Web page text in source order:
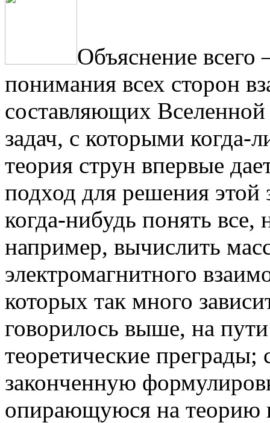
Объяснение
понимания всех сторон
составляющих
задач, с которыми когда-
теория струн впервые
подход для решения
когда-нибудь понять все,
например, вычислить
электромагнитного
которых так много
говорилось выше, на
теоретические преграды;
законченную
опирающуюся на теорию